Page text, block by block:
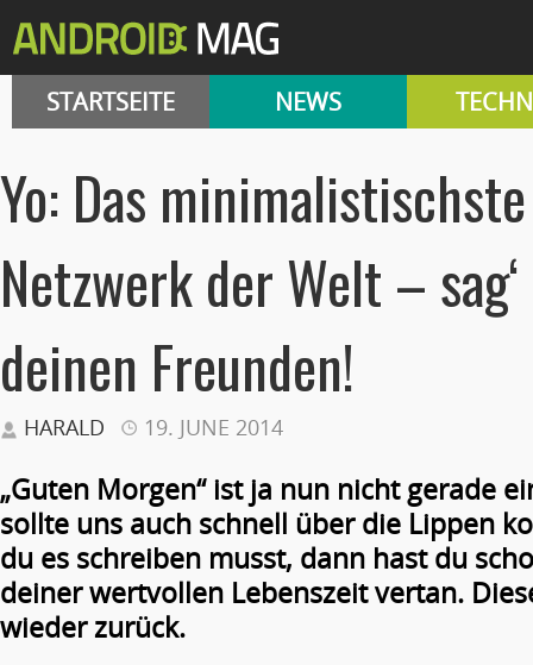
STARTSEITE NEWS
Yo: Das
Netzwerk der Welt – sag‘
deinen Freunden!
HARALD 19. JUNE 2014
„Guten Morgen“ ist ja nun nicht gerade
sollte uns auch schnell über die Lippen
du es schreiben musst, dann hast du
deiner wertvollen Lebenszeit vertan.
wieder zurück.